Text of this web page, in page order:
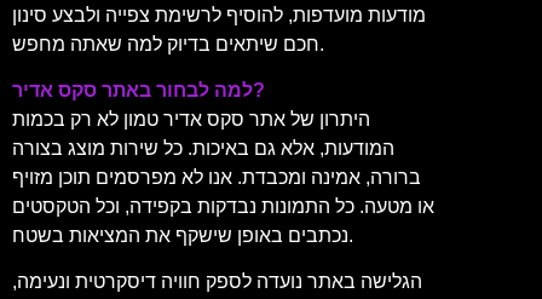
מודעות מועדפות, להוסיף לרשימת צפייה ולבצע סינון
חכם שיתאים בדיוק למה שאתה מחפש.
למה לבחור באתר סקס אדיר?
היתרון של אתר סקס אדיר טמון לא רק בכמות
המודעות, אלא גם באיכות. כל שירות מוצג בצורה
ברורה, אמינה ומכבדת. אנו לא מפרסמים תוכן מזויף
או מטעה. כל התמונות נבדקות בקפידה, וכל הטקסטים
נכתבים באופן שישקף את המציאות בשטח.
הגלישה באתר נועדה לספק חוויה דיסקרטית ונעימה,